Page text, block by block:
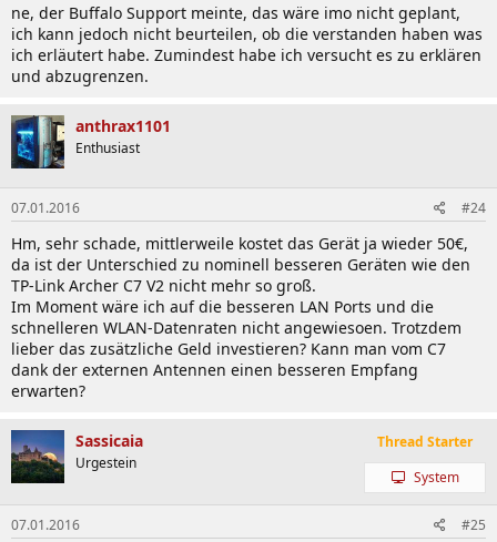
ne, der Buffalo Support meinte, das wäre imo nicht geplant,
ich kann jedoch nicht beurteilen, ob die verstanden haben was
ich erläutert habe. Zumindest habe ich versucht es zu erklären
und abzugrenzen.
anthrax1101
Enthusiast
07.01.2016 #24
Hm, sehr schade, mittlerweile kostet das Gerät ja wieder 50€,
da ist der Unterschied zu nominell besseren Geräten wie den
TP-Link Archer C7 V2 nicht mehr so groß.
Im Moment wäre ich auf die besseren LAN Ports und die
schnelleren WLAN-Datenraten nicht angewiesoen. Trotzdem
lieber das zusätzliche Geld investieren? Kann man vom C7
dank der externen Antennen einen besseren Empfang
erwarten?
Sassicaia
Urgestein
Thread Starter
System
07.01.2016 #25